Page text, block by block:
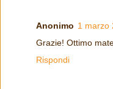
Anonimo 1 marzo
Grazie! Ottimo
Rispondi